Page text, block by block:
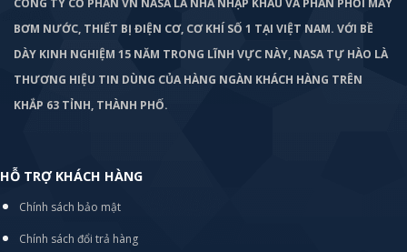
CÔNG TY CỔ PHẦN VN NASA LÀ NHÀ NHẬP KHẨU VÀ PHÂN PHỐI MÁY
BƠM NƯỚC, THIẾT BỊ ĐIỆN CƠ, CƠ KHÍ SỐ 1 TẠI VIỆT NAM. VỚI BỀ
DÀY KINH NGHIỆM 15 NĂM TRONG LĨNH VỰC NÀY, NASA TỰ HÀO LÀ
THƯƠNG HIỆU TIN DÙNG CỦA HÀNG NGÀN KHÁCH HÀNG TRÊN
KHẮP 63 TỈNH, THÀNH PHỐ.
HỖ TRỢ KHÁCH HÀNG
Chính sách bảo mật
Chính sách đổi trả hàng